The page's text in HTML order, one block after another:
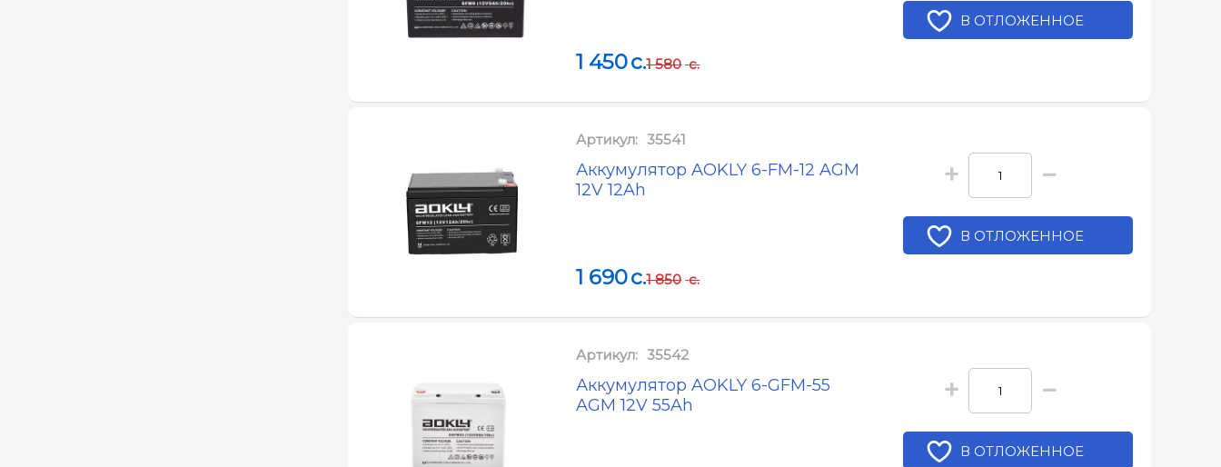
1 450c.1 580 c.
В ОТЛОЖЕННОЕ
Артикул: 35541
Аккумулятор AOKLY 6-FM-12 AGM
12V 12Ah
1 690c.1 850 c.
+ −
В ОТЛОЖЕННОЕ
Артикул: 35542
Аккумулятор AOKLY 6-GFM-55
AGM 12V 55Ah
+ −
В ОТЛОЖЕННОЕ